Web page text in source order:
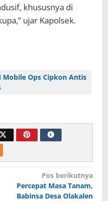
khususnya di
ujar Kapolsek.
Mobile Ops Cipkon Antis
Pos berikutnya
Percepat Masa Tanam,
Babinsa Desa Olakalen